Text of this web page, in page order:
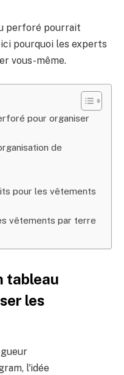
perforé pourrait
pourquoi les experts
vous-même.
pour organiser
de
pour les vêtements
vêtements par terre
tableau
les
l'idée